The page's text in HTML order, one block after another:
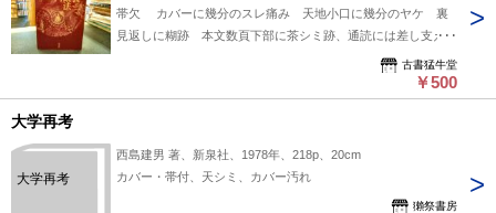
帯欠 カバーに幾分のスレ痛み 天地小口に幾分のヤケ 裏
見返しに糊跡 本文数頁下部に茶シミ跡、通読には差し支えの
古書猛牛堂
￥500
大学再考
大学再考
西島建男 著、新泉社、1978年、218p、20cm
カバー・帯付、天シミ、カバー汚れ
獺祭書房